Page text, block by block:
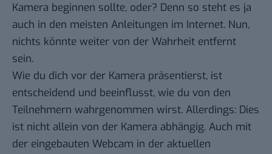
Kamera beginnen sollte, oder? Denn so steht es ja
auch in den meisten Anleitungen im Internet. Nun,
nichts könnte weiter von der Wahrheit entfernt
sein.
Wie du dich vor der Kamera präsentierst, ist
entscheidend und beeinflusst, wie du von den
Teilnehmern wahrgenommen wirst. Allerdings: Dies
ist nicht allein von der Kamera abhängig. Auch mit
der eingebauten Webcam in der aktuellen